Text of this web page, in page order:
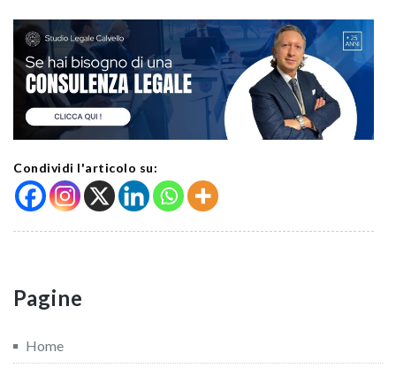
Condividi l'articolo su:
Pagine
Home